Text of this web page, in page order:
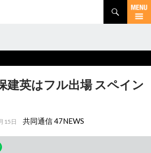
建英はフル出場 スペイン
15日 共同通信 47NEWS